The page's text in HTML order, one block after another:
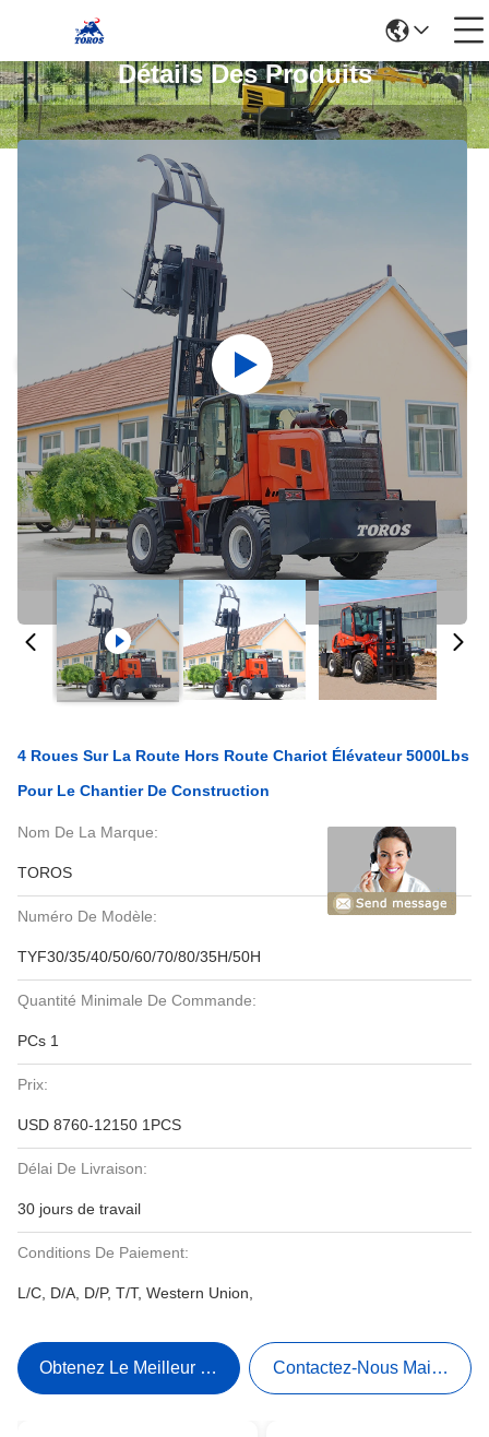
Détails Des Produits
4 Roues Sur La Route Hors Route Chariot Élévateur 5000Lbs
Pour Le Chantier De Construction
Nom De La Marque:
TOROS
Numéro De Modèle:
TYF30/35/40/50/60/70/80/35H/50H
Quantité Minimale De Commande:
PCs 1
Prix:
USD 8760-12150 1PCS
Délai De Livraison:
30 jours de travail
Conditions De Paiement:
L/C, D/A, D/P, T/T, Western Union,
Obtenez Le Meilleur Prix Contactez-Nous Maintenant